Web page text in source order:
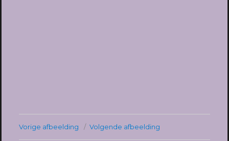
Vorige afbeelding Volgende afbeelding